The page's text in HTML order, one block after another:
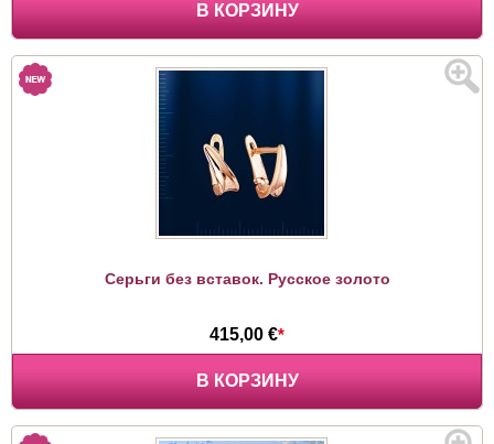
В КОРЗИНУ
Серьги без вставок. Русское золото
415,00 €*
В КОРЗИНУ